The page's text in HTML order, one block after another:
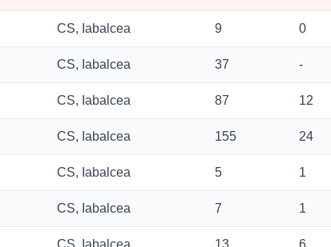
CS, Iabalcea 9 0
CS, Iabalcea 37 -
CS, Iabalcea 87 12
CS, Iabalcea 155 24
CS, Iabalcea 5 1
CS, Iabalcea 7 1
CS, Iabalcea 13 6